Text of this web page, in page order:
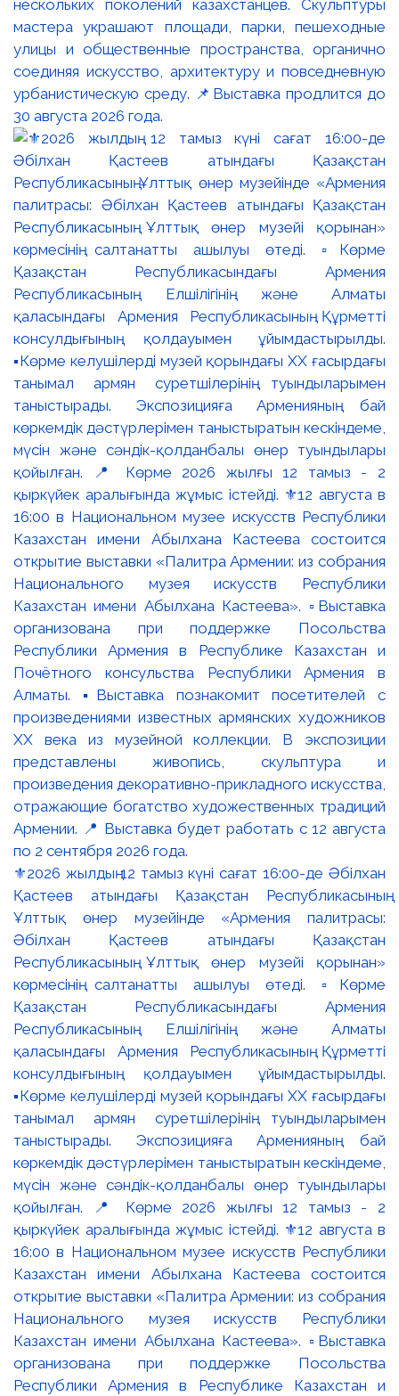
нескольких поколений казахстанцев. Скульптуры
мастера украшают площади, парки, пешеходные
улицы и общественные пространства, органично
соединяя искусство, архитектуру и повседневную
урбанистическую среду. 📌Выставка продлится до
30 августа 2026 года.
⚜️2026 жылдың 12 тамыз күні сағат 16:00-де Әбілхан
Қастеев атындағы Қазақстан Республикасының
Ұлттық өнер музейінде «Армения палитрасы:
Әбілхан Қастеев атындағы Қазақстан
Республикасының Ұлттық өнер музейі қорынан»
көрмесінің салтанатты ашылуы өтеді. ▫️Көрме
Қазақстан Республикасындағы Армения
Республикасының Елшілігінің және Алматы
қаласындағы Армения Республикасының Құрметті
консулдығының қолдауымен ұйымдастырылды.
▪️Көрме келушілерді музей қорындағы ХХ ғасырдағы
танымал армян суретшілерінің туындыларымен
таныстырады. Экспозицияға Арменияның бай
көркемдік дәстүрлерімен таныстыратын кескіндеме,
мүсін және сәндік-қолданбалы өнер туындылары
қойылған. 📍 Көрме 2026 жылғы 12 тамыз - 2
қыркүйек аралығында жұмыс істейді. ⚜️12 августа в
16:00 в Национальном музее искусств Республики
Казахстан имени Абылхана Кастеева состоится
открытие выставки «Палитра Армении: из собрания
Национального музея искусств Республики
Казахстан имени Абылхана Кастеева». ▫️Выставка
организована при поддержке Посольства
Республики Армения в Республике Казахстан и